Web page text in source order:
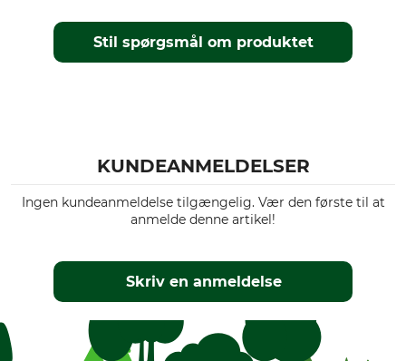
Stil spørgsmål om produktet
KUNDEANMELDELSER
Ingen kundeanmeldelse tilgængelig. Vær den første til at
anmelde denne artikel!
Skriv en anmeldelse